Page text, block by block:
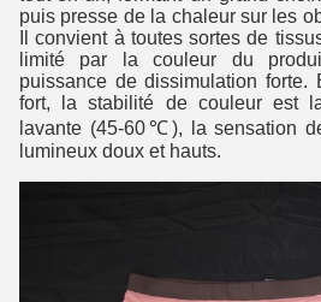
puis presse de la chaleur sur les
Il convient à toutes sortes de
limité par la couleur du
puissance de dissimulation forte.
fort, la stabilité de couleur est
lavante (45-60℃), la sensation
lumineux doux et hauts.